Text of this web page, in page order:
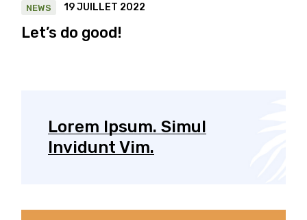
NEWS 19 JUILLET 2022
Let’s do good!
Lorem Ipsum. Simul
Invidunt Vim.